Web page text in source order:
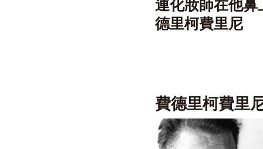
連化妝師在他
德里柯費里尼
費德里柯費里